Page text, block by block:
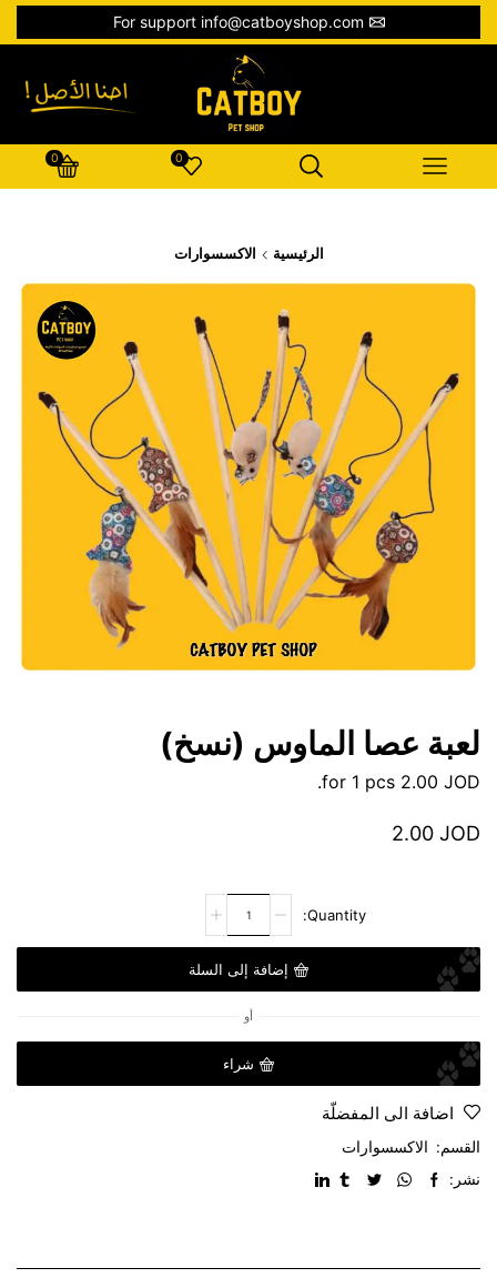
For support info@catboyshop.com
0
0
الرئيسية الاكسسوارات
لعبة عصا الماوس (نسخ)
2.00 JOD
2.00 JOD
إضافة إلى السلة
أو
شراء
اضافة الى المفضلّة
القسم: الاكسسوارات
نشر: